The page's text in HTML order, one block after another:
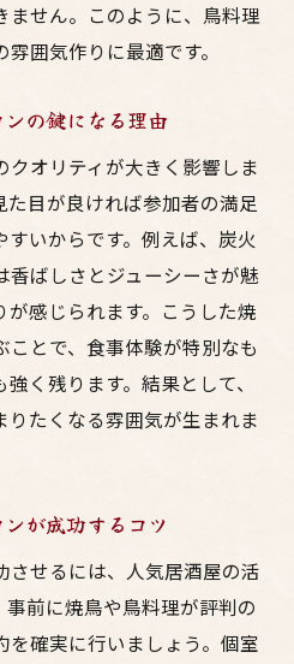
ません。このように、鳥料理
囲気作りに最適です。
の鍵になる理由
オリティが大きく影響しま
目が良ければ参加者の満足
いからです。例えば、炭火
香ばしさとジューシーさが魅
感じられます。こうした焼
とで、食事体験が特別なも
く残ります。結果として、
たくなる雰囲気が生まれま
が成功するコツ
させるには、人気居酒屋の活
前に焼鳥や鳥料理が評判の
を確実に行いましょう。個室